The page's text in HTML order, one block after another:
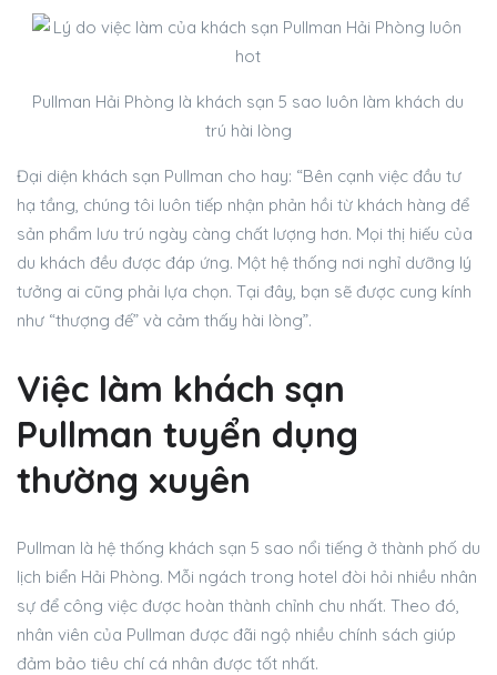
Pullman Hải Phòng là khách sạn 5 sao luôn làm khách du
trú hài lòng
Đại diện khách sạn Pullman cho hay: “Bên cạnh việc đầu tư
hạ tầng, chúng tôi luôn tiếp nhận phản hồi từ khách hàng để
sản phẩm lưu trú ngày càng chất lượng hơn. Mọi thị hiếu của
du khách đều được đáp ứng. Một hệ thống nơi nghỉ dưỡng lý
tưởng ai cũng phải lựa chọn. Tại đây, bạn sẽ được cung kính
như “thượng đế” và cảm thấy hài lòng”.
Việc làm khách sạn
Pullman tuyển dụng
thường xuyên
Pullman là hệ thống khách sạn 5 sao nổi tiếng ở thành phố du
lịch biển Hải Phòng. Mỗi ngách trong hotel đòi hỏi nhiều nhân
sự để công việc được hoàn thành chỉnh chu nhất. Theo đó,
nhân viên của Pullman được đãi ngộ nhiều chính sách giúp
đảm bảo tiêu chí cá nhân được tốt nhất.